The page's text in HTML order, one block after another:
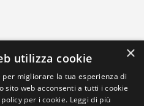
×
utilizza cookie
migliorare la tua esperienza di
sito web acconsenti a tutti i cookie
per i cookie. Leggi di più